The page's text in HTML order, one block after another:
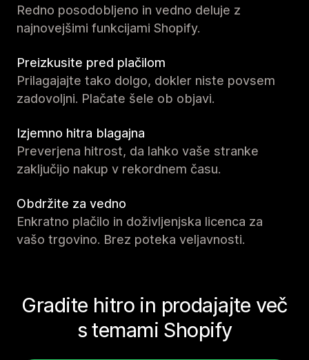
Redno posodobljeno in vedno deluje z
najnovejšimi funkcijami Shopify.
Preizkusite pred plačilom
Prilagajajte tako dolgo, dokler niste povsem
zadovoljni. Plačate šele ob objavi.
Izjemno hitra blagajna
Preverjena hitrost, da lahko vaše stranke
zaključijo nakup v rekordnem času.
Obdržite za vedno
Enkratno plačilo in doživljenjska licenca za
vašo trgovino. Brez poteka veljavnosti.
Gradite hitro in prodajajte več
s temami Shopify